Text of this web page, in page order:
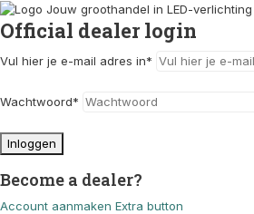
Official dealer login
Vul hier je e-mail adres in*
Wachtwoord*
Inloggen
Become a dealer?
Account aanmaken Extra button